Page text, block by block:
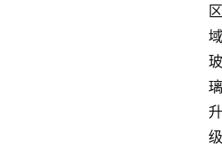
区
域
玻
璃
升
级